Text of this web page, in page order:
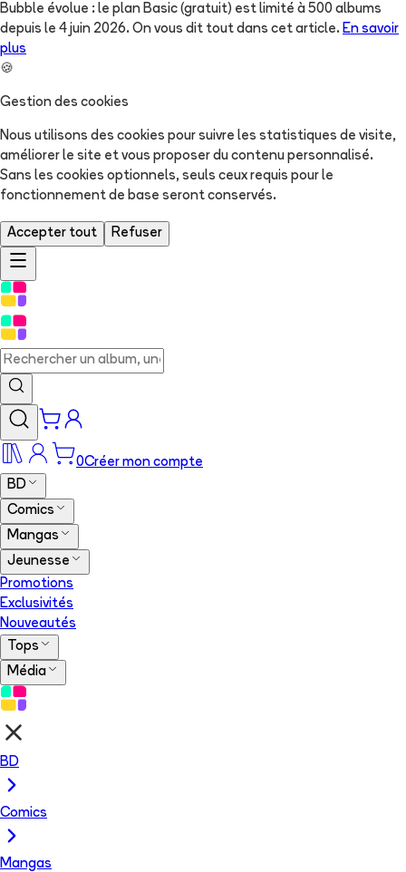
Bubble évolue : le plan Basic (gratuit) est limité à 500 albums
depuis le 4 juin 2026. On vous dit tout dans cet article. En savoir
plus
🍪
Gestion des cookies
Nous utilisons des cookies pour suivre les statistiques de visite,
améliorer le site et vous proposer du contenu personnalisé.
Sans les cookies optionnels, seuls ceux requis pour le
fonctionnement de base seront conservés.
Accepter tout Refuser
0Créer mon compte
BD
Comics
Mangas
Jeunesse
Promotions
Exclusivités
Nouveautés
Tops
Média
BD
Comics
Mangas